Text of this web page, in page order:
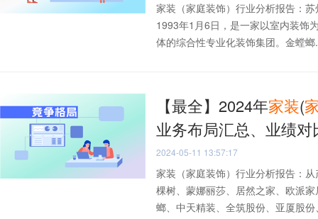
家装（家庭装饰）行业分析报告：
1993年1月6日，是一家以室内装饰
体的综合性专业化装饰集团。金螳螂
【最全】2024年家装(
业务布局汇总、业绩
2024-05-11 13:57:17
家装（家庭装饰）行业分析报告：
棵树、蒙娜丽莎、居然之家、欧派
螂、中天精装、全筑股份、亚厦股